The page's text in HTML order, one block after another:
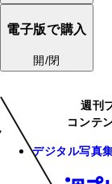
電子版で購入
開/閉
週刊
コンテ
デジタル写真